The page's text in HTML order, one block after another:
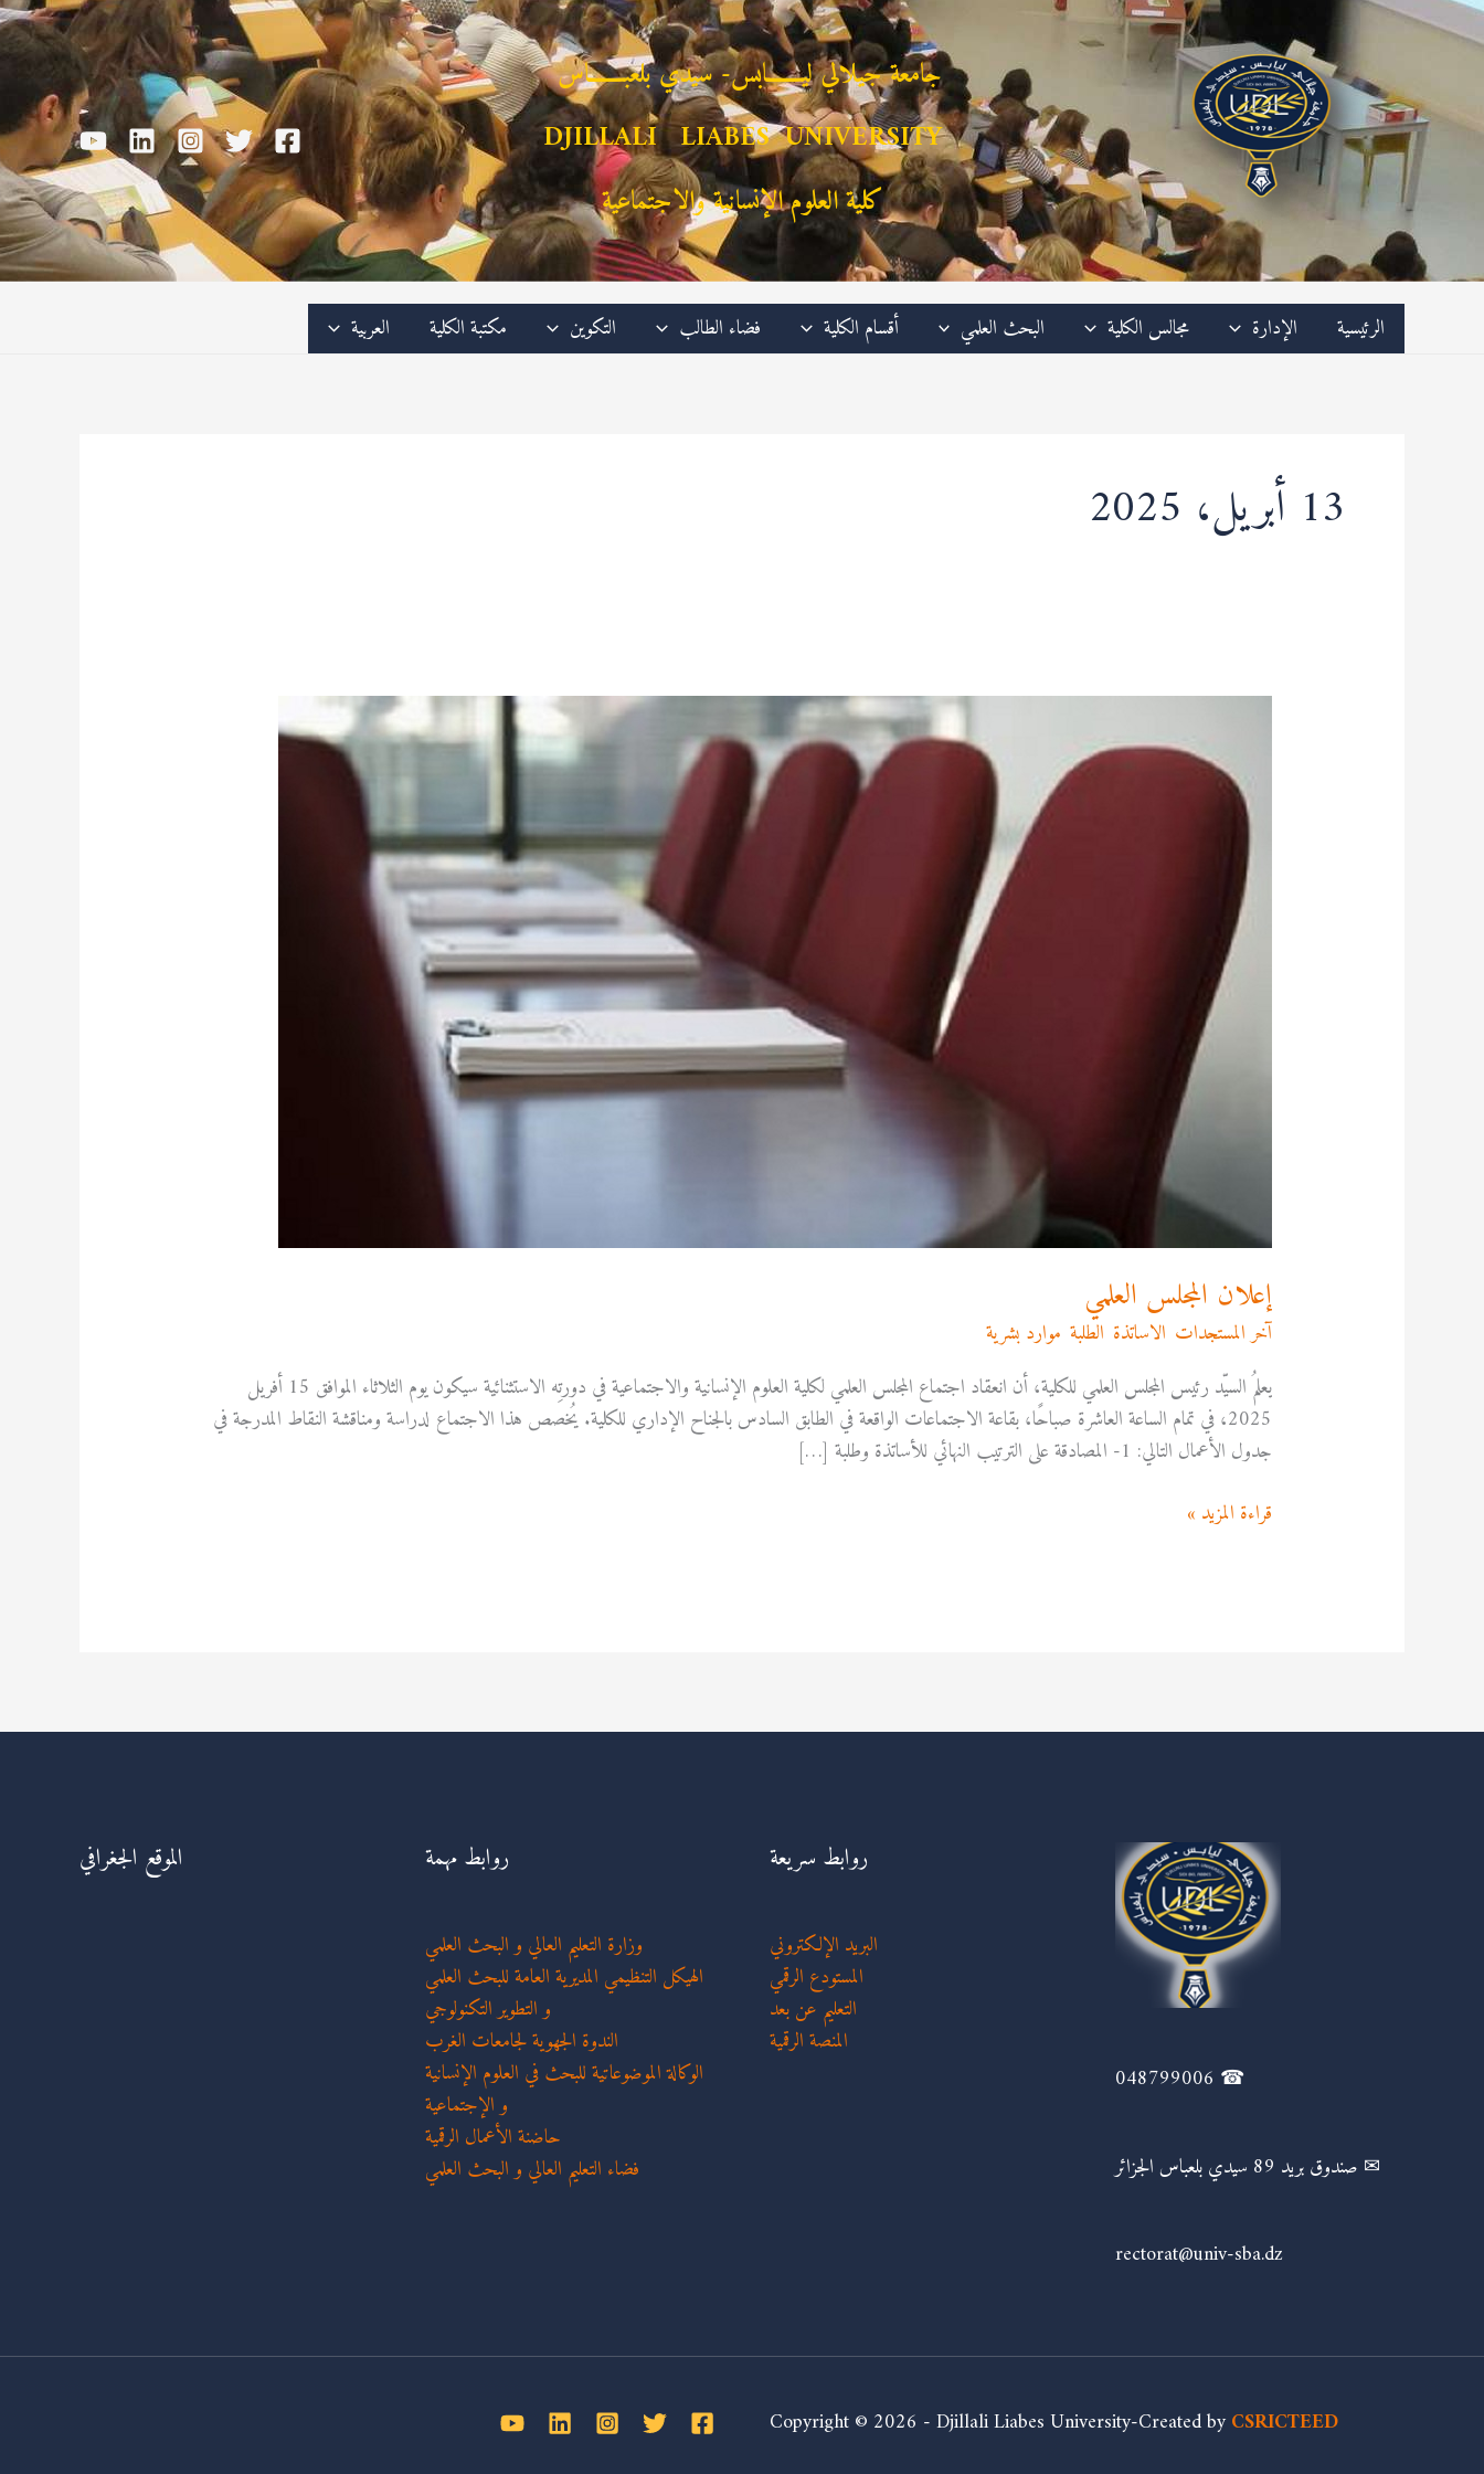
تخطي
إلى
جامعة جيلالي ليـــــــابس- سيدي بلعبـــــــاس
DJILLALI LIABES UNIVERSITY
كلية العلوم الإنسانية والاجتماعية
الرئيسية الإدارة مجالس الكلية البحث العلمي أقسام الكلية فضاء الطالب التكوين مكتبة الكلية العربية
13 أبريل، 2025
إعلان المجلس العلمي
آخر المستجدات الاساتذة الطلبة موارد بشرية
يعلمُ السيّد رئيس المجلس العلمي للكلية، أن انعقاد اجتماع المجلس العلمي لكلية العلوم الإنسانية والاجتماعية في دورتِه الاستثنائية سيكون يوم الثلاثاء الموافق 15 أفريل
2025، في تمام الساعة العاشرة صباحًا، بقاعة الاجتماعات الواقعة في الطابق السادس بالجناح الإداري للكلية. يُخصص هذا الاجتماع لدراسة ومناقشة النقاط المدرجة في
جدول الأعمال التالي: 1- المصادقة على الترتيب النهائي للأساتذة وطلبة […]
العلمي
قراءة المزيد »
☎ 048799006
✉ صندوق بريد 89 سيدي بلعباس الجزائر
rectorat@univ-sba.dz
روابط سريعة
البريد الإلكتروني
المستودع الرقمي
التعليم عن بعد
المنصة الرقمية
روابط مهمة
وزارة التعليم العالي و البحث العلمي
الهيكل التنظيمي المديرية العامة للبحث العلمي
و التطوير التكنولوجي
الندوة الجهوية لجامعات الغرب
الوكالة الموضوعاتية للبحث في العلوم الإنسانية
و الإجتماعية
حاضنة الأعمال الرقمية
فضاء التعليم العالي و البحث العلمي
الموقع الجغرافي
Copyright © 2026 - Djillali Liabes University-Created byCSRICTEED